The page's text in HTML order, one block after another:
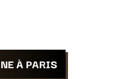
À PARIS